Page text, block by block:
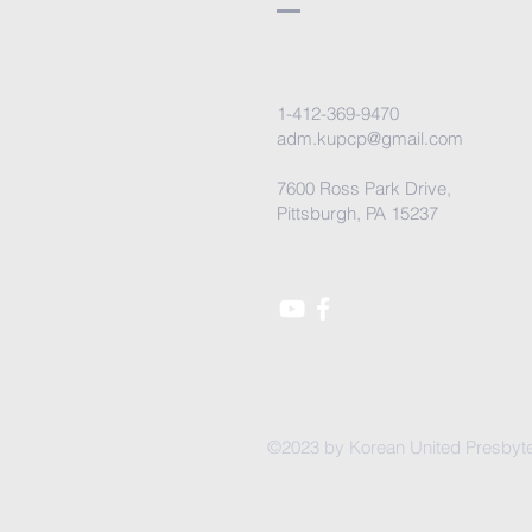
1-412-369-9470
adm.kupcp@gmail.com
7600 Ross Park Drive,
Pittsburgh, PA 15237
©2023 by Korean United